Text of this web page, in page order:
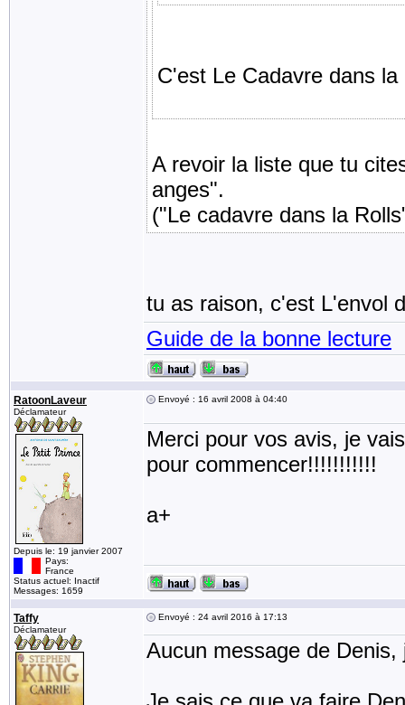
C'est Le Cadavre dans la
A revoir la liste que tu
anges".
("Le cadavre dans la
tu as raison, c'est L'envol
Guide de la bonne lecture
RatoonLaveur
Déclamateur
Depuis le: 19 janvier 2007
Pays:
France
Status actuel: Inactif
Messages: 1659
Envoyé : 16 avril 2008 à 04:40
Merci pour vos avis, je
pour commencer!!!!!!!!!!!
a+
Taffy
Déclamateur
Envoyé : 24 avril 2016 à 17:13
Aucun message de Denis,